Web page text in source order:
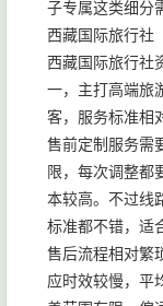
子专属这类细分
西藏国际旅行社
西藏国际旅行社
一，主打高端旅
客，服务标准相
售前定制服务需
限，每次调整都
本较高。不过线
标准都不错，适
售后流程相对繁
应时效较慢，平